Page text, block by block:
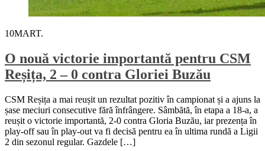
10MART.
O nouă victorie importantă pentru CSM
Reșița, 2 – 0 contra Gloriei Buzău
CSM Reșița a mai reușit un rezultat pozitiv în campionat și a ajuns la
șase meciuri consecutive fără înfrângere. Sâmbătă, în etapa a 18-a, a
reușit o victorie importantă, 2-0 contra Gloria Buzău, iar prezența în
play-off sau în play-out va fi decisă pentru ea în ultima rundă a Ligii
2 din sezonul regular. Gazdele […]